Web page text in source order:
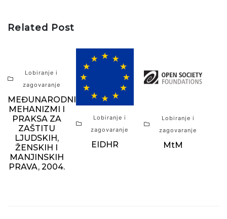
Related Post
Lobiranje i
zagovaranje
MEĐUNARODNI
MEHANIZMI I
PRAKSA ZA
ZAŠTITU
LJUDSKIH,
ŽENSKIH I
MANJINSKIH
PRAVA, 2004.
Lobiranje i
zagovaranje
EIDHR
Lobiranje i
zagovaranje
MtM